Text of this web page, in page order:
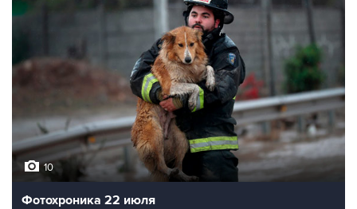
10
Фотохроника 22 июля